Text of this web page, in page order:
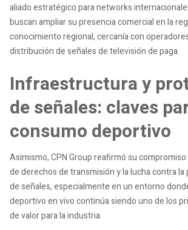
aliado estratégico para networks
buscan ampliar su presencia comercial en la
conocimiento regional, cercanía con
distribución de señales de televisión de paga.
Infraestructura y
de señales: claves
consumo deportivo
Asimismo, CPN Group reafirmó su
de derechos de transmisión y la lucha contra la
de señales, especialmente en un entorno
deportivo en vivo continúa siendo uno de los
de valor para la industria.